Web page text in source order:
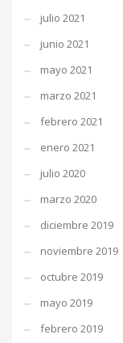
julio 2021
junio 2021
mayo 2021
marzo 2021
febrero 2021
enero 2021
julio 2020
marzo 2020
diciembre 2019
noviembre 2019
octubre 2019
mayo 2019
febrero 2019